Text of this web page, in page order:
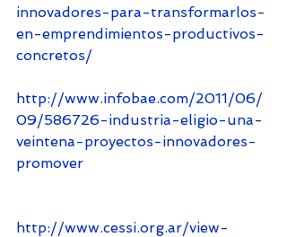
innovadores-para-transformarlos-
en-emprendimientos-productivos-
concretos/
http://www.infobae.com/2011/06/
09/586726-industria-eligio-una-
veintena-proyectos-innovadores-
promover
http://www.cessi.org.ar/view-